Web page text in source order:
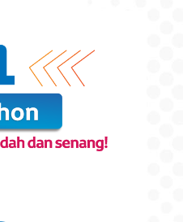
pinjaman pembiayaan
anda.
Lazim
apa yang perlu
Sama ada anda bakal
atau kini pemegang